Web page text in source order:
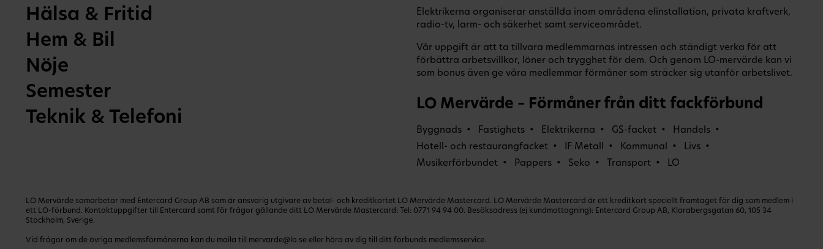
Hälsa & Fritid
Hem & Bil
Nöje
Semester
Teknik & Telefoni
Elektrikerna organiserar anställda inom områdena elinstallation, privata kraftverk,
radio-tv, larm- och säkerhet samt serviceområdet.
Vår uppgift är att ta tillvara medlemmarnas intressen och ständigt verka för att
förbättra arbetsvillkor, löner och trygghet för dem. Och genom LO-mervärde kan vi
som bonus även ge våra medlemmar förmåner som sträcker sig utanför arbetslivet.
LO Mervärde – Förmåner från ditt fackförbund
Byggnads Fastighets Elektrikerna GS-facket
Handels
Hotell- och restaurangfacket
IF Metall Kommunal
Livs
Musikerförbundet
Pappers Seko Transport LO
LO Mervärde samarbetar med Entercard Group AB som är ansvarig utgivare av betal- och kreditkortet LO Mervärde Mastercard. LO Mervärde Mastercard är ett kreditkort speciellt framtaget för dig som medlem i
ett LO-förbund. Kontaktuppgifter till Entercard samt för frågor gällande ditt LO Mervärde Mastercard: Tel: 0771 94 94 00. Besöksadress (ej kundmottagning): Entercard Group AB, Klarabergsgatan 60, 105 34
Stockholm, Sverige.
Vid frågor om de övriga medlemsförmånerna kan du maila till mervarde@lo.se eller höra av dig till ditt förbunds medlemsservice.